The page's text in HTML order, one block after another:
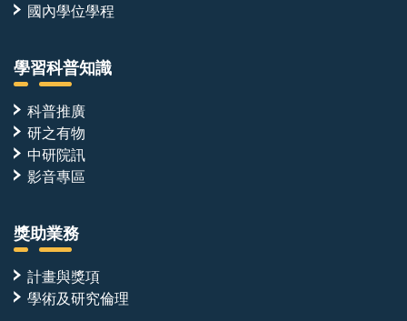
國內學位學程
學習科普知識
科普推廣
研之有物
中研院訊
影音專區
獎助業務
計畫與獎項
學術及研究倫理